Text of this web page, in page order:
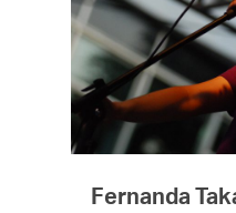
Fernanda